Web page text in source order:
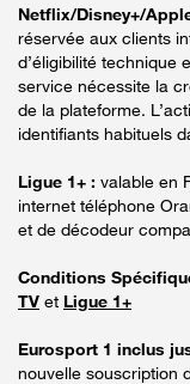
Netflix/Disney+/
réservée aux clients
d’éligibilité technique
service nécessite la
de la plateforme.
identifiants habituels
Ligue 1+ : valable en
internet téléphone
et de décodeur
Conditions
TV et Ligue 1+
Eurosport 1 inclus
nouvelle souscription